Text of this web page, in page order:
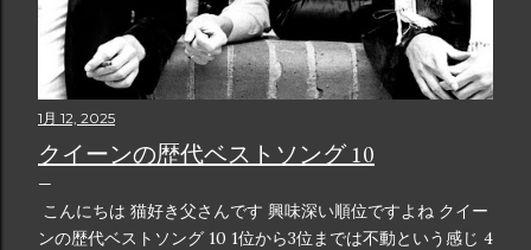
1月 12, 2025
クイーンの歴代ベストソング 10
こんにちは 猫好き父さんです 興味深い順位ですよね クイー
ンの歴代ベストソング 10 1位から3位までは不動という感じ 4